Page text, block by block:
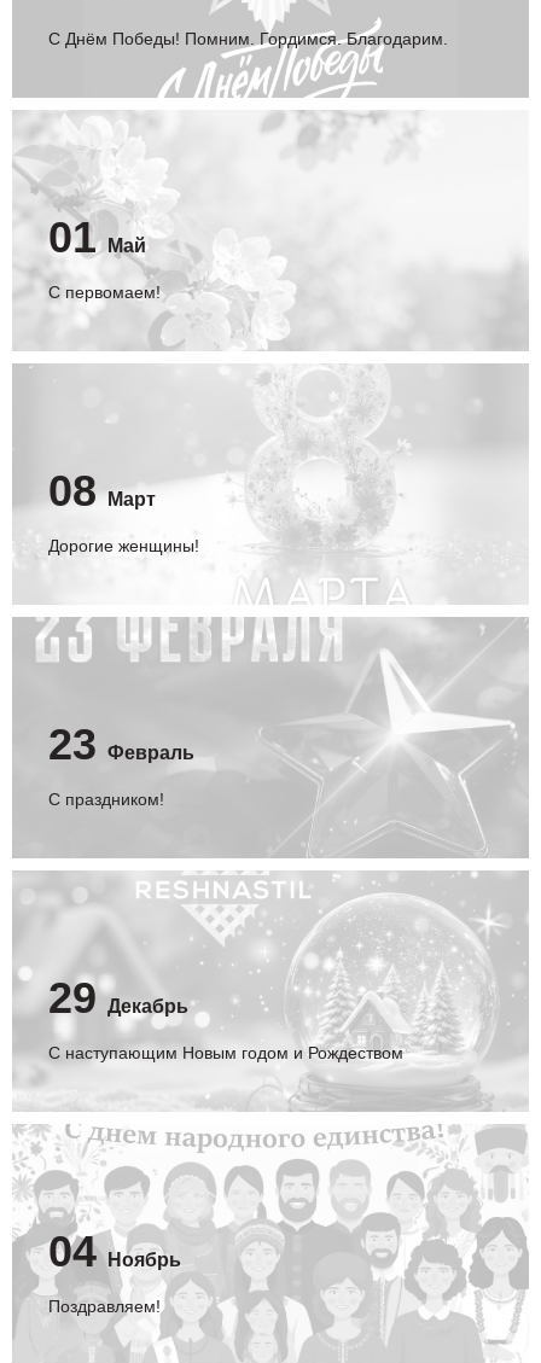
С Днём Победы! Помним. Гордимся. Благодарим.
01 Май
С первомаем!
08 Март
Дорогие женщины!
23 Февраль
С праздником!
29 Декабрь
С наступающим Новым годом и Рождеством
04 Ноябрь
Поздравляем!